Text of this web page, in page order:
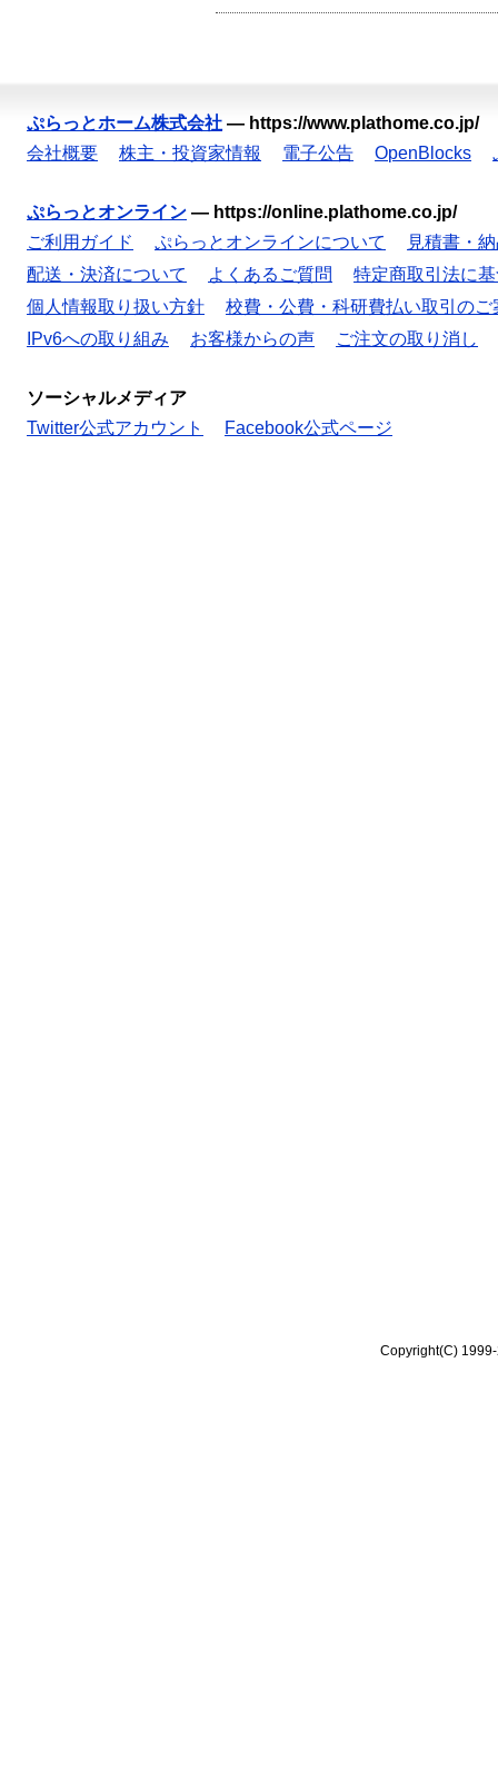
ぷらっとホーム株式会社 — https://www.plathome.co.jp/
会社概要
株主・投資家情報 電子公告 OpenBlocks
ぷらっとオンライン — https://online.plathome.co.jp/
ご利用ガイド
ぷらっとオンラインについて
見積書・
配送・決済について
よくあるご質問
特定商取引法に
個人情報取り扱い方針
校費・公費・科研費払い取引のご
IPv6への取り組み
お客様からの声 ご注文の取り消し
ソーシャルメディア
Twitter公式アカウント
Facebook公式ページ
Copyright(C)